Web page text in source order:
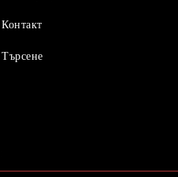
Контакт
Търсене